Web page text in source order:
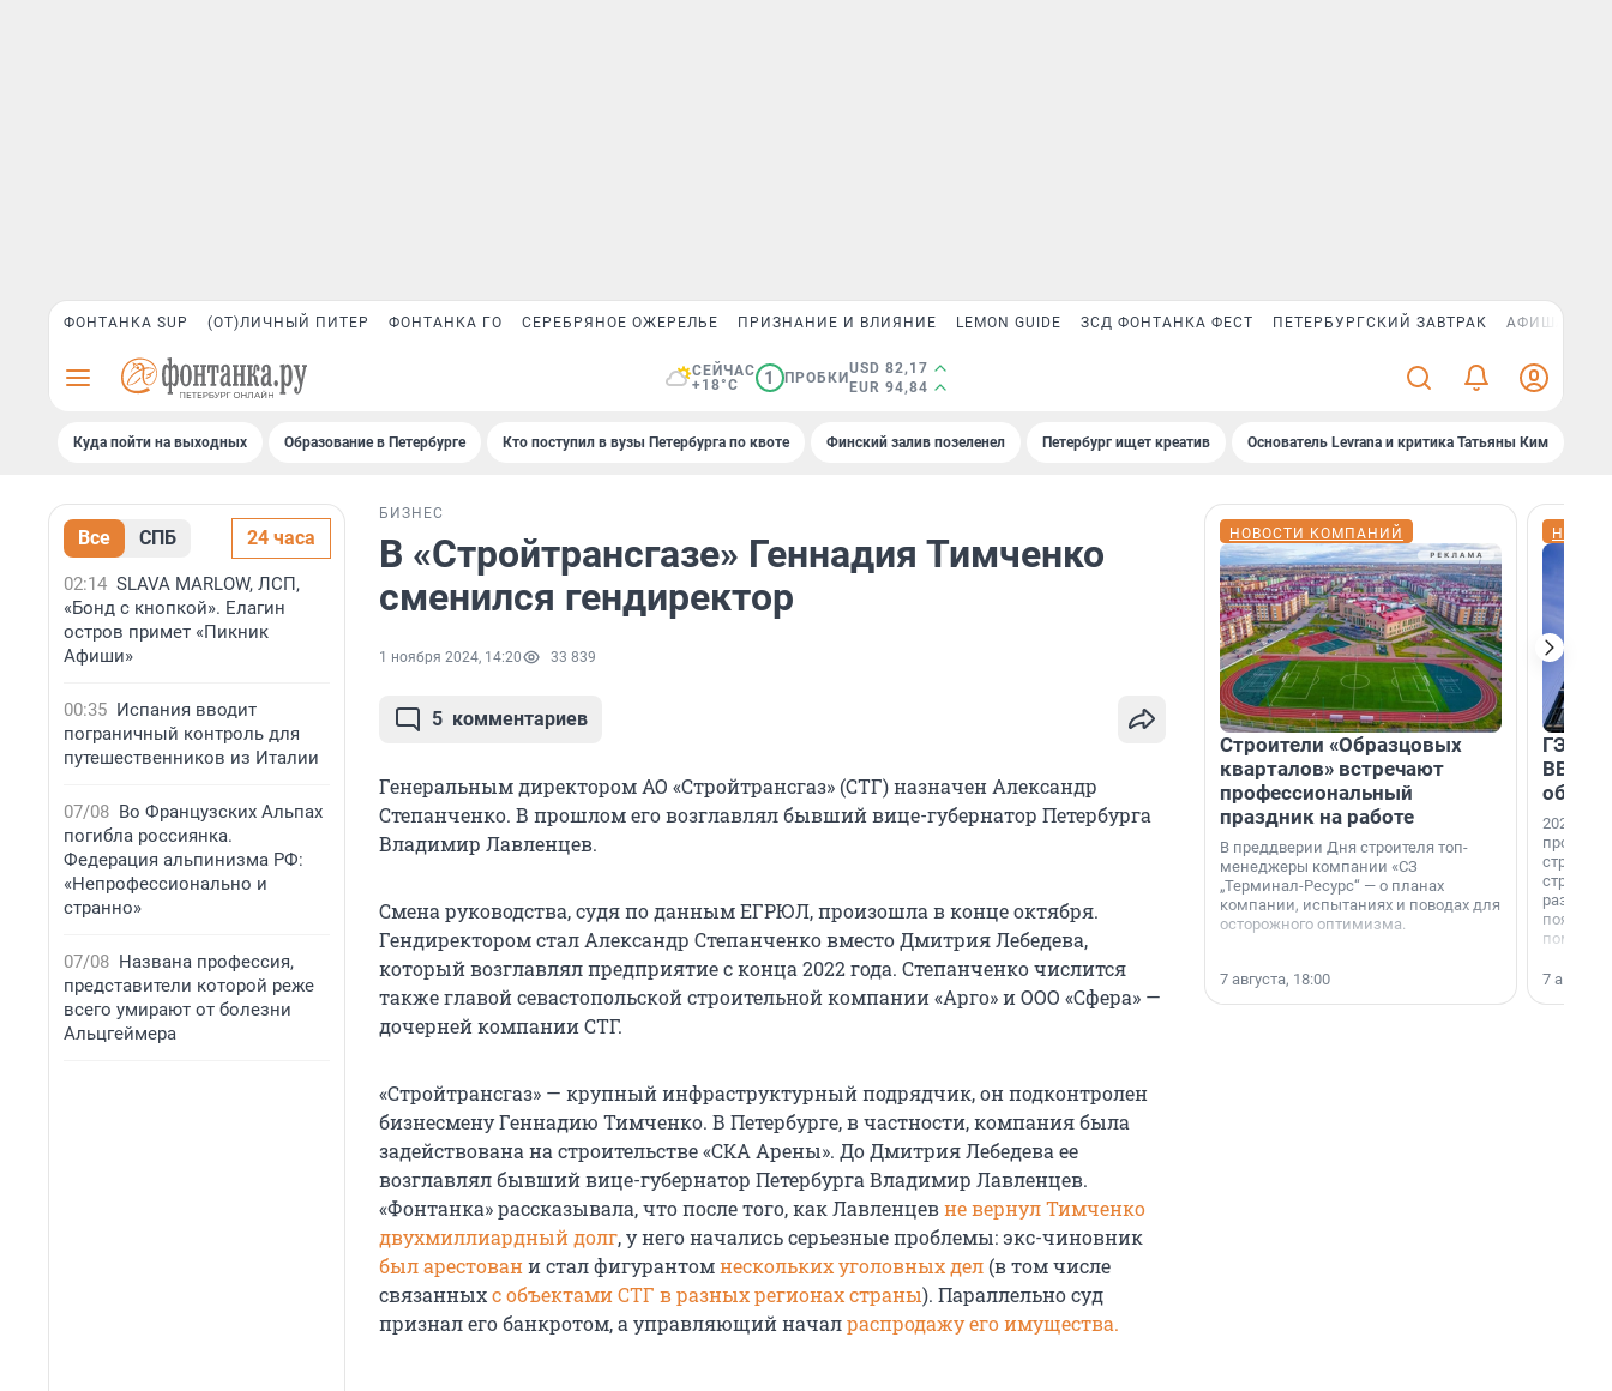
ФОНТАНКА SUP (ОТ)ЛИЧНЫЙ ПИТЕР ФОНТАНКА ГО СЕРЕБРЯНОЕ ОЖЕРЕЛЬЕ ПРИЗНАНИЕ И ВЛИЯНИЕ LEMON GUIDE ЗСД ФОНТАНКА ФЕСТ ПЕТЕРБУРГСКИЙ ЗАВТРАК АФИША PLUS
СЕЙЧАС
+18°C
1 ПРОБКИ
USD 82,17
EUR 94,84
Куда пойти на выходных Образование в Петербурге Кто поступил в вузы Петербурга по квоте Финский залив позеленел Петербург ищет креатив Основатель Levrana и критика Татьяны Ким
Все СПБ 24 часа
02:14 SLAVA MARLOW, ЛСП,
«Бонд с кнопкой». Елагин
остров примет «Пикник
Афиши»
00:35 Испания вводит
пограничный контроль для
путешественников из Италии
07/08 Во Французских Альпах
погибла россиянка.
Федерация альпинизма РФ:
«Непрофессионально и
странно»
07/08 Названа профессия,
представители которой реже
всего умирают от болезни
Альцгеймера
БИЗНЕС
В «Стройтрансгазе» Геннадия Тимченко
сменился гендиректор
1 ноября 2024, 14:20 33 839
5 комментариев
Генеральным директором АО «Стройтрансгаз» (СТГ) назначен Александр
Степанченко. В прошлом его возглавлял бывший вице-губернатор Петербурга
Владимир Лавленцев.
Смена руководства, судя по данным ЕГРЮЛ, произошла в конце октября.
Гендиректором стал Александр Степанченко вместо Дмитрия Лебедева,
который возглавлял предприятие с конца 2022 года. Степанченко числится
также главой севастопольской строительной компании «Арго» и ООО «Сфера» —
дочерней компании СТГ.
«Стройтрансгаз» — крупный инфраструктурный подрядчик, он подконтролен
бизнесмену Геннадию Тимченко. В Петербурге, в частности, компания была
задействована на строительстве «СКА Арены». До Дмитрия Лебедева ее
возглавлял бывший вице-губернатор Петербурга Владимир Лавленцев.
«Фонтанка» рассказывала, что после того, как Лавленцевне вернул Тимченко
двухмиллиардный долг, у него начались серьезные проблемы: экс-чиновник
был арестовани стал фигурантомнескольких уголовных дел (в том числе
связанныхс объектами СТГ в разных регионах страны). Параллельно суд
признал его банкротом, а управляющий началраспродажу его имущества.
НОВОСТИ КОМПАНИЙ
Строители «Образцовых
кварталов» встречают
профессиональный
праздник на работе
В преддверии Дня строителя топ-
менеджеры компании «СЗ
„Терминал-Ресурс“ — о планах
компании, испытаниях и поводах для
осторожного оптимизма.
7 августа, 18:00
ГЭС,
ВВП: в
об
2026-й —
раз. В
7